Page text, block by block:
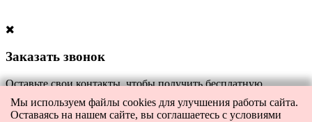
Заказать звонок
Оставьте свои контакты, чтобы получить бесплатную
консультацию по всем интересующим вас вопросам. Наш
специалист перезвонит вам в ближайшее время.
Мы используем файлы cookies для улучшения работы сайта.
Оставаясь на нашем сайте, вы соглашаетесь с условиями